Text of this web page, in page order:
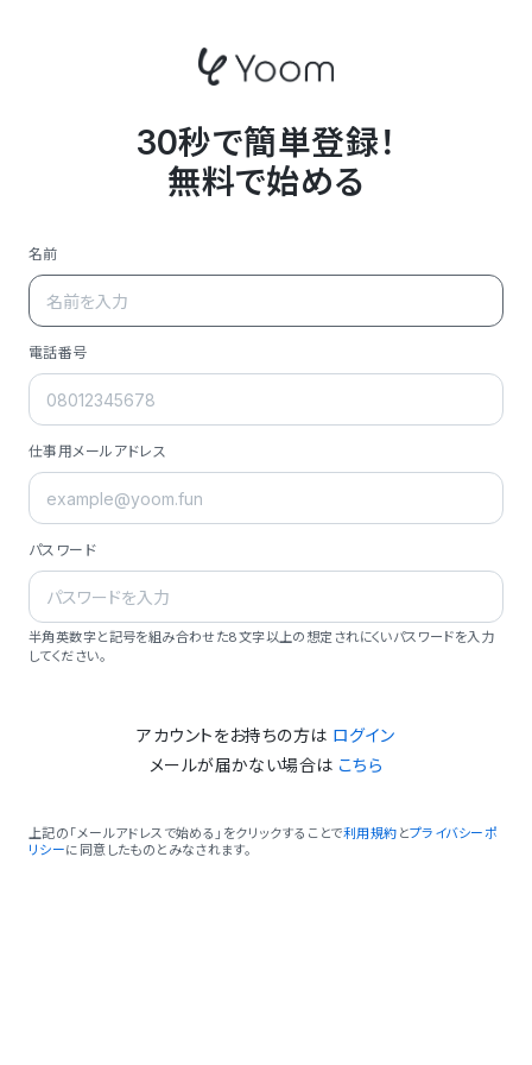
30秒で簡単登録！
無料で始める
名前
電話番号
仕事用メールアドレス
パスワード
半角英数字と記号を組み合わせた8文字以上の想定されにくいパスワードを入力
してください。
アカウントをお持ちの方は ログイン
メールが届かない場合は こちら
上記の「メールアドレスで始める」をクリックすることで利用規約 とプライバシーポ
リシーに同意したものとみなされます。